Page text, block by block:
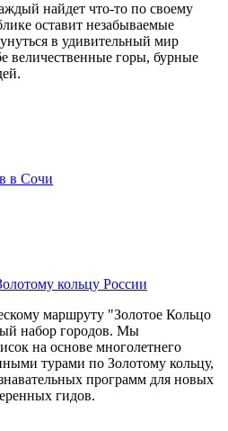
найдет что-то по своему
оставит незабываемые
в удивительный мир
величественные горы, бурные
в Сочи
кольцу России
маршруту "Золотое Кольцо
набор городов. Мы
на основе многолетнего
турами по Золотому кольцу,
программ для новых
гидов.